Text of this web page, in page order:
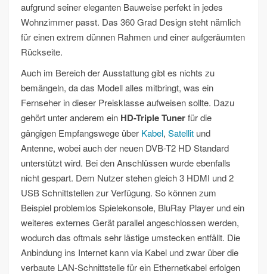
aufgrund seiner eleganten Bauweise perfekt in jedes
Wohnzimmer passt. Das 360 Grad Design steht nämlich
für einen extrem dünnen Rahmen und einer aufgeräumten
Rückseite.
Auch im Bereich der Ausstattung gibt es nichts zu
bemängeln, da das Modell alles mitbringt, was ein
Fernseher in dieser Preisklasse aufweisen sollte. Dazu
gehört unter anderem ein HD-Triple Tunerfür die
gängigen Empfangswege über Kabel, Satellit und
Antenne, wobei auch der neuen DVB-T2 HD Standard
unterstützt wird. Bei den Anschlüssen wurde ebenfalls
nicht gespart. Dem Nutzer stehen gleich 3 HDMI und 2
USB Schnittstellen zur Verfügung. So können zum
Beispiel problemlos Spielekonsole, BluRay Player und ein
weiteres externes Gerät parallel angeschlossen werden,
wodurch das oftmals sehr lästige umstecken entfällt. Die
Anbindung ins Internet kann via Kabel und zwar über die
verbaute LAN-Schnittstelle für ein Ethernetkabel erfolgen